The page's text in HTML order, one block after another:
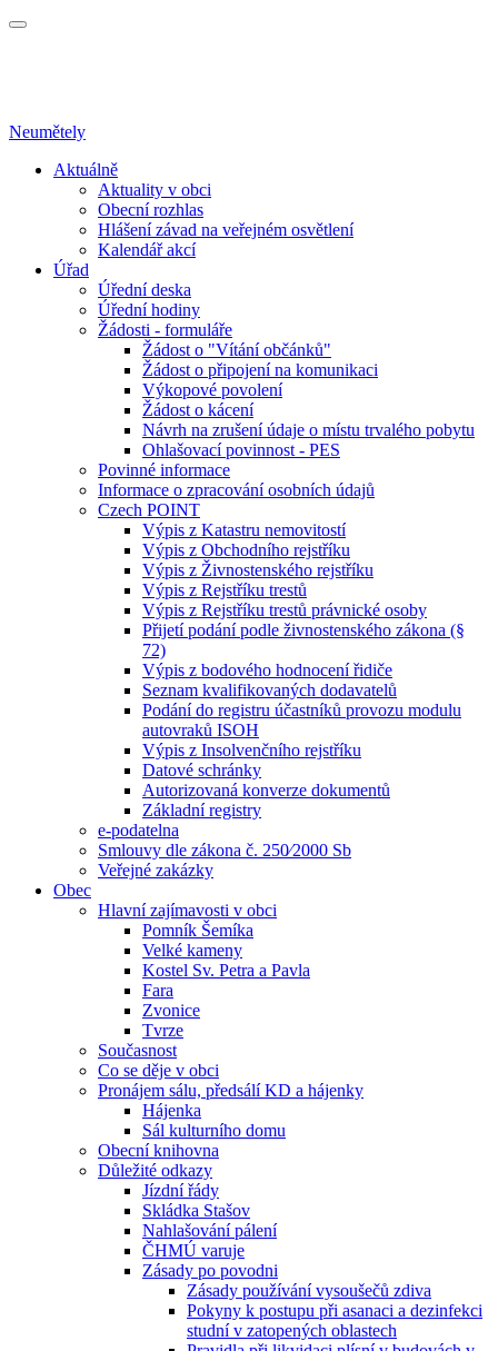
Neumětely
Aktuálně
Aktuality v obci
Obecní rozhlas
Hlášení závad na veřejném osvětlení
Kalendář akcí
Úřad
Úřední deska
Úřední hodiny
Žádosti - formuláře
Žádost o "Vítání občánků"
Žádost o připojení na komunikaci
Výkopové povolení
Žádost o kácení
Návrh na zrušení údaje o místu trvalého pobytu
Ohlašovací povinnost - PES
Povinné informace
Informace o zpracování osobních údajů
Czech POINT
Výpis z Katastru nemovitostí
Výpis z Obchodního rejstříku
Výpis z Živnostenského rejstříku
Výpis z Rejstříku trestů
Výpis z Rejstříku trestů právnické osoby
Přijetí podání podle živnostenského zákona (§
72)
Výpis z bodového hodnocení řidiče
Seznam kvalifikovaných dodavatelů
Podání do registru účastníků provozu modulu
autovraků ISOH
Výpis z Insolvenčního rejstříku
Datové schránky
Autorizovaná konverze dokumentů
Základní registry
e-podatelna
Smlouvy dle zákona č. 250⁄2000 Sb
Veřejné zakázky
Obec
Hlavní zajímavosti v obci
Pomník Šemíka
Velké kameny
Kostel Sv. Petra a Pavla
Fara
Zvonice
Tvrze
Současnost
Co se děje v obci
Pronájem sálu, předsálí KD a hájenky
Hájenka
Sál kulturního domu
Obecní knihovna
Důležité odkazy
Jízdní řády
Skládka Stašov
Nahlašování pálení
ČHMÚ varuje
Zásady po povodni
Zásady používání vysoušečů zdiva
Pokyny k postupu při asanaci a dezinfekci
studní v zatopených oblastech